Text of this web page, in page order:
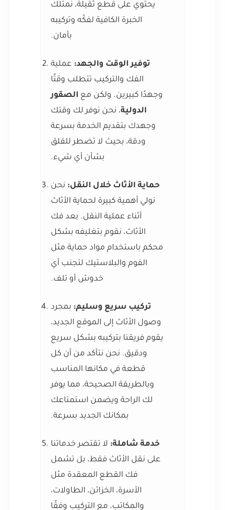
يحتوي على قطع ثقيلة، نمتلك
الخبرة الكافية لفكّه وتركيبه
بأمان.
توفير الوقت والجهد: عملية
الفك والتركيب تتطلب وقتًا
وجهدًا كبيرين. ولكن مع الصقور
الدولية، نحن نوفر لك وقتك
وجهدك بتقديم الخدمة بسرعة
ودقة، بحيث لا تضطر للقلق
بشأن أي شيء.
حماية الأثاث خلال النقل: نحن
نولي أهمية كبيرة لحماية الأثاث
أثناء عملية النقل. بعد فك
الأثاث، نقوم بتغليفه بشكل
محكم باستخدام مواد حماية مثل
الفوم والبلاستيك لتجنب أي
خدوش أو تلف.
تركيب سريع وسليم: بمجرد
وصول الأثاث إلى الموقع الجديد،
يقوم فريقنا بتركيبه بشكل سريع
ودقيق. نحن نتأكد من أن كل
قطعة في مكانها المناسب
وبالطريقة الصحيحة، مما يوفر
لك الراحة ويضمن استمتاعك
بمكانك الجديد بسرعة.
خدمة شاملة: لا تقتصر خدماتنا
على نقل الأثاث فقط، بل تشمل
فك القطع المعقدة مثل
الأسرة، الخزائن، الطاولات،
والمكاتب، مع التركيب وفقًا